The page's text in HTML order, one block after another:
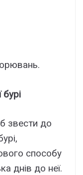
звести до
способу
днів до неї.